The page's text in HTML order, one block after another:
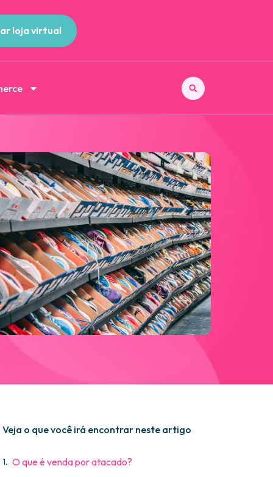
loja virtual
Veja o que você irá encontrar neste artigo
O que é venda por atacado?